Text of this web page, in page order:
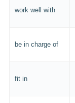
work well with
be in charge of
fit in